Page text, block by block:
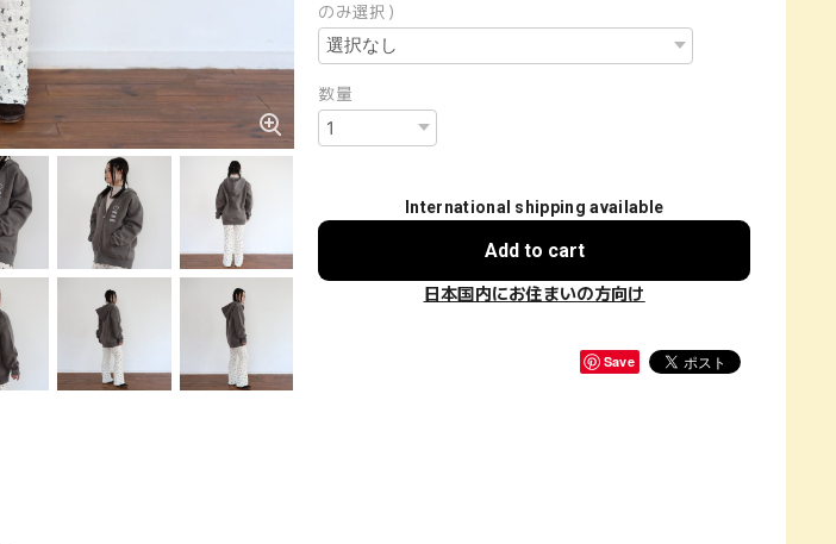
のみ選択）
数量
International shipping available
Add to cart
日本国内にお住まいの方向け
Save